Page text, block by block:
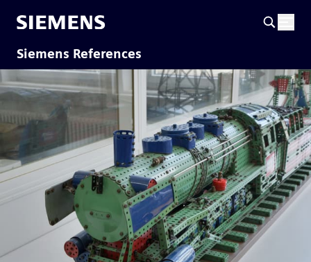
Siemens References